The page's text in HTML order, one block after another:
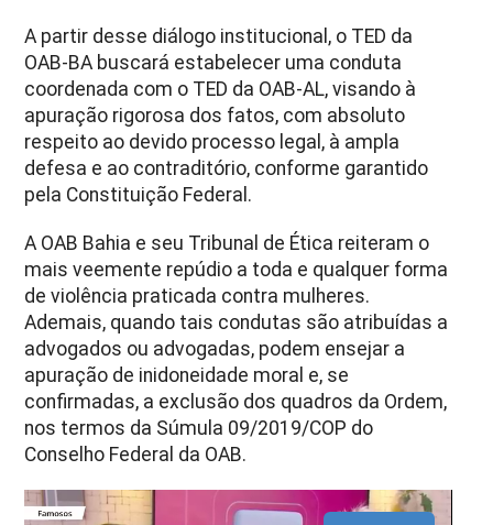
A partir desse diálogo institucional, o TED da
OAB-BA buscará estabelecer uma conduta
coordenada com o TED da OAB-AL, visando à
apuração rigorosa dos fatos, com absoluto
respeito ao devido processo legal, à ampla
defesa e ao contraditório, conforme garantido
pela Constituição Federal.
A OAB Bahia e seu Tribunal de Ética reiteram o
mais veemente repúdio a toda e qualquer forma
de violência praticada contra mulheres.
Ademais, quando tais condutas são atribuídas a
advogados ou advogadas, podem ensejar a
apuração de inidoneidade moral e, se
confirmadas, a exclusão dos quadros da Ordem,
nos termos da Súmula 09/2019/COP do
Conselho Federal da OAB.